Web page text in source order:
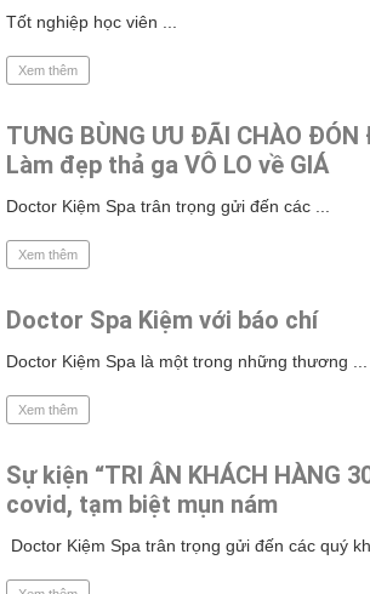
Tốt nghiệp học viên ...
Xem thêm
TƯNG BÙNG ƯU ĐÃI CHÀO ĐÓN
Làm đẹp thả ga VÔ LO về GIÁ
Doctor Kiệm Spa trân trọng gửi đến các ...
Xem thêm
Doctor Spa Kiệm với báo chí
Doctor Kiệm Spa là một trong những thương ...
Xem thêm
Sự kiện “TRI ÂN KHÁCH HÀNG
covid, tạm biệt mụn nám
Doctor Kiệm Spa trân trọng gửi đến các quý